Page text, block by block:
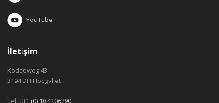
YouTube
İletişim
Koddeweg 43
3194 DH Hoogvliet
Tel. +31 (0) 10 4106290